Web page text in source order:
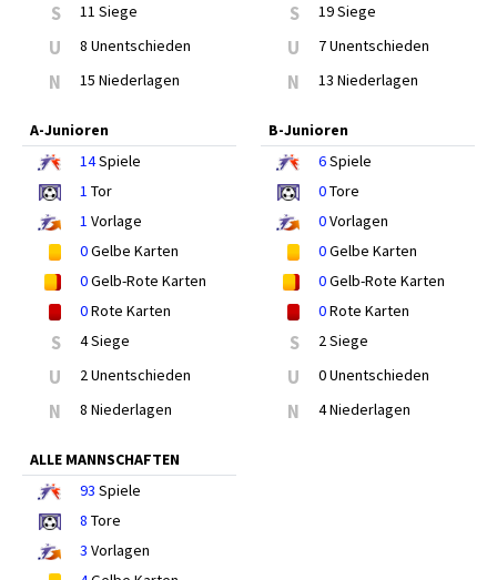
S 11 Siege
U 8 Unentschieden
N 15 Niederlagen
S 19 Siege
U 7 Unentschieden
N 13 Niederlagen
A-Junioren
14Spiele
1 Tor
1 Vorlage
0Gelbe Karten
0Gelb-Rote Karten
0Rote Karten
S 4 Siege
U 2 Unentschieden
N 8 Niederlagen
B-Junioren
6Spiele
0Tore
0Vorlagen
0Gelbe Karten
0Gelb-Rote Karten
0Rote Karten
S 2 Siege
U 0 Unentschieden
N 4 Niederlagen
ALLE MANNSCHAFTEN
93 Spiele
8 Tore
3 Vorlagen